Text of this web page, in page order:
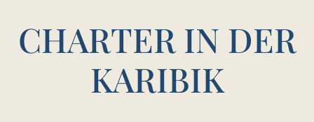
CHARTER IN DER
KARIBIK